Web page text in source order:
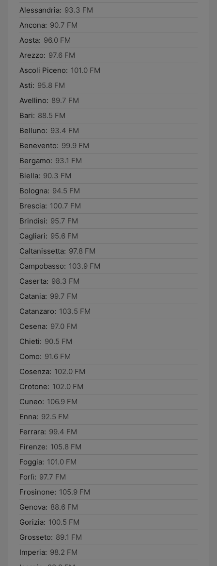
Alessandria: 93.3 FM
Ancona: 90.7 FM
Aosta: 96.0 FM
Arezzo: 97.6 FM
Ascoli Piceno: 101.0 FM
Asti: 95.8 FM
Avellino: 89.7 FM
Bari: 88.5 FM
Belluno: 93.4 FM
Benevento: 99.9 FM
Bergamo: 93.1 FM
Biella: 90.3 FM
Bologna: 94.5 FM
Brescia: 100.7 FM
Brindisi: 95.7 FM
Cagliari: 95.6 FM
Caltanissetta: 97.8 FM
Campobasso: 103.9 FM
Caserta: 98.3 FM
Catania: 99.7 FM
Catanzaro: 103.5 FM
Cesena: 97.0 FM
Chieti: 90.5 FM
Como: 91.6 FM
Cosenza: 102.0 FM
Crotone: 102.0 FM
Cuneo: 106.9 FM
Enna: 92.5 FM
Ferrara: 99.4 FM
Firenze: 105.8 FM
Foggia: 101.0 FM
Forlì: 97.7 FM
Frosinone: 105.9 FM
Genova: 88.6 FM
Gorizia: 100.5 FM
Grosseto: 89.1 FM
Imperia: 98.2 FM